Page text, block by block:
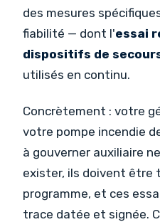
des mesures
fiabilité — dont l'essai
dispositifs de
utilisés en continu.
Concrètement : votre
votre pompe incendie
à gouverner auxiliaire
exister, ils doivent être
programme, et ces
trace datée et signée.